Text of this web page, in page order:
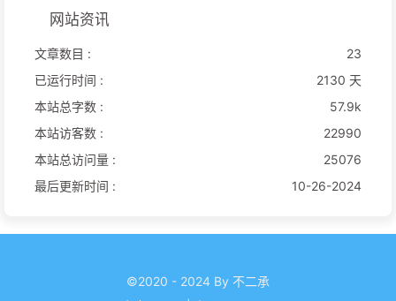
网站资讯
文章数目 :
23
已运行时间 :
2130 天
本站总字数 :
57.9k
本站访客数 :
22990
本站总访问量 :
25076
最后更新时间 :
10-26-2024
©2020 - 2024 By 不二承